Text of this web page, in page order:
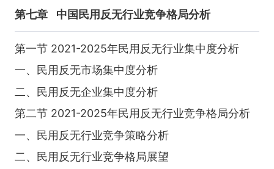
第七章 中国民用反无行业竞争格局分析
第一节 2021-2025年民用反无行业集中度分析
一、民用反无市场集中度分析
二、民用反无企业集中度分析
第二节 2021-2025年民用反无行业竞争格局分析
一、民用反无行业竞争策略分析
二、民用反无行业竞争格局展望